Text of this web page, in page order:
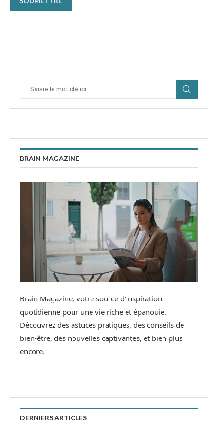
BRAIN MAGAZINE
Brain Magazine, votre source d'inspiration
quotidienne pour une vie riche et épanouie.
Découvrez des astuces pratiques, des conseils de
bien-être, des nouvelles captivantes, et bien plus
encore.
DERNIERS ARTICLES